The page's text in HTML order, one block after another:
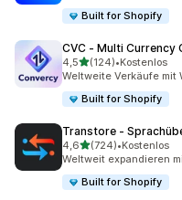
Built for Shopify
CVC ‑ Multi Currency
4,5von 5 Sternen
(124)
124 Rezensionen
•Kostenlos
Weltweite Verkäufe mit
Built for Shopify
Transtore ‑
4,6von 5 Sternen
(724)
724 Rezensionen
•Kostenlos
Weltweit expandieren
Built for Shopify